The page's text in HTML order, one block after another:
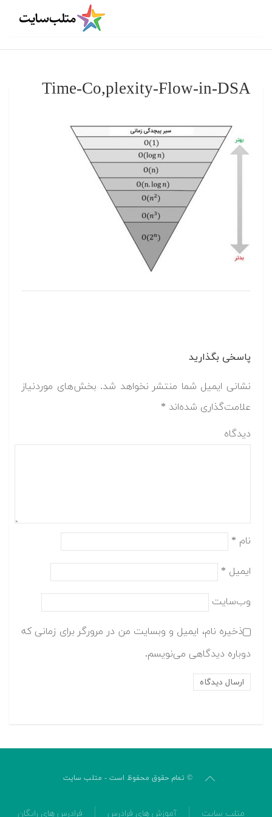
Time-Co,plexity-Flow-in-DSA
پاسخی بگذارید
نشانی ایمیل شما منتشر نخواهد شد. بخش‌های موردنیاز
علامت‌گذاری شده‌اند *
دیدگاه
نام *
ایمیل *
وب‌سایت
ذخیره نام، ایمیل و وبسایت من در مرورگر برای زمانی که
دوباره دیدگاهی می‌نویسم.
© تمام حقوق محفوظ است - متلب سایت
متلب سایت آموزش های فرادرس فرادرس های رایگان